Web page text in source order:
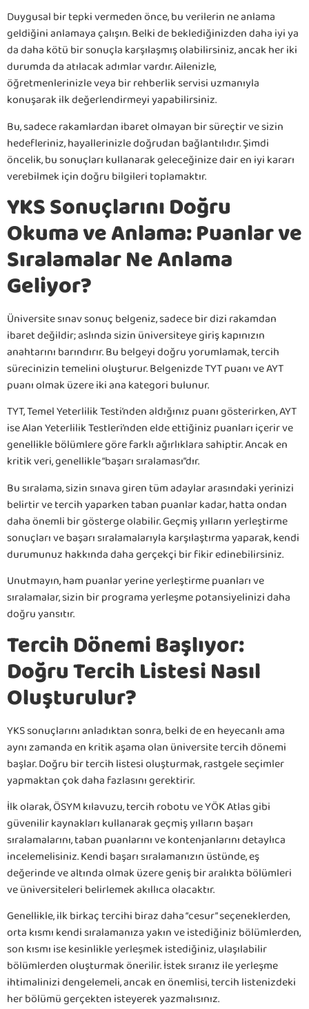
Duygusal bir tepki vermeden önce, bu verilerin ne anlama
geldiğini anlamaya çalışın. Belki de beklediğinizden daha iyi ya
da daha kötü bir sonuçla karşılaşmış olabilirsiniz, ancak her iki
durumda da atılacak adımlar vardır. Ailenizle,
öğretmenlerinizle veya bir rehberlik servisi uzmanıyla
konuşarak ilk değerlendirmeyi yapabilirsiniz.
Bu, sadece rakamlardan ibaret olmayan bir süreçtir ve sizin
hedefleriniz, hayallerinizle doğrudan bağlantılıdır. Şimdi
öncelik, bu sonuçları kullanarak geleceğinize dair en iyi kararı
verebilmek için doğru bilgileri toplamaktır.
YKS Sonuçlarını Doğru
Okuma ve Anlama: Puanlar ve
Sıralamalar Ne Anlama
Geliyor?
Üniversite sınav sonuç belgeniz, sadece bir dizi rakamdan
ibaret değildir; aslında sizin üniversiteye giriş kapınızın
anahtarını barındırır. Bu belgeyi doğru yorumlamak, tercih
sürecinizin temelini oluşturur. Belgenizde TYT puanı ve AYT
puanı olmak üzere iki ana kategori bulunur.
TYT, Temel Yeterlilik Testi’nden aldığınız puanı gösterirken, AYT
ise Alan Yeterlilik Testleri’nden elde ettiğiniz puanları içerir ve
genellikle bölümlere göre farklı ağırlıklara sahiptir. Ancak en
kritik veri, genellikle “başarı sıralaması”dır.
Bu sıralama, sizin sınava giren tüm adaylar arasındaki yerinizi
belirtir ve tercih yaparken taban puanlar kadar, hatta ondan
daha önemli bir gösterge olabilir. Geçmiş yılların yerleştirme
sonuçları ve başarı sıralamalarıyla karşılaştırma yaparak, kendi
durumunuz hakkında daha gerçekçi bir fikir edinebilirsiniz.
Unutmayın, ham puanlar yerine yerleştirme puanları ve
sıralamalar, sizin bir programa yerleşme potansiyelinizi daha
doğru yansıtır.
Tercih Dönemi Başlıyor:
Doğru Tercih Listesi Nasıl
Oluşturulur?
YKS sonuçlarını anladıktan sonra, belki de en heyecanlı ama
aynı zamanda en kritik aşama olan üniversite tercih dönemi
başlar. Doğru bir tercih listesi oluşturmak, rastgele seçimler
yapmaktan çok daha fazlasını gerektirir.
İlk olarak, ÖSYM kılavuzu, tercih robotu ve YÖK Atlas gibi
güvenilir kaynakları kullanarak geçmiş yılların başarı
sıralamalarını, taban puanlarını ve kontenjanlarını detaylıca
incelemelisiniz. Kendi başarı sıralamanızın üstünde, eş
değerinde ve altında olmak üzere geniş bir aralıkta bölümleri
ve üniversiteleri belirlemek akıllıca olacaktır.
Genellikle, ilk birkaç tercihi biraz daha “cesur” seçeneklerden,
orta kısmı kendi sıralamanıza yakın ve istediğiniz bölümlerden,
son kısmı ise kesinlikle yerleşmek istediğiniz, ulaşılabilir
bölümlerden oluşturmak önerilir. İstek sıranız ile yerleşme
ihtimalinizi dengelemeli, ancak en önemlisi, tercih listenizdeki
her bölümü gerçekten isteyerek yazmalısınız.